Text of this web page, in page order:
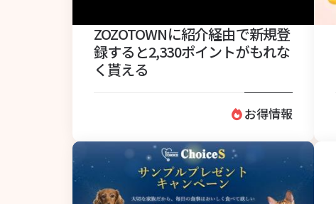
ZOZOTOWNに紹介経由で新規登
録すると2,330ポイントがもれな
く貰える
お得情報